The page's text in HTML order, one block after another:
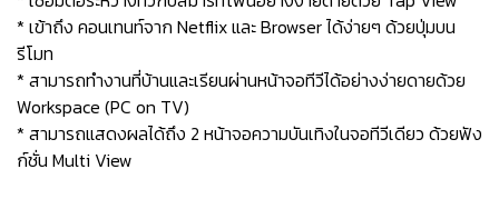
* เข้าถึง คอนเทนท์จาก Netflix และ Browser ได้ง่ายๆ ด้วยปุ่มบน
รีโมท
* สามารถทำงานที่บ้านและเรียนผ่านหน้าจอทีวีได้อย่างง่ายดายด้วย
Workspace (PC on TV)
* สามารถแสดงผลได้ถึง 2 หน้าจอความบันเทิงในจอทีวีเดียว ด้วยฟัง
ก์ชั่น Multi View